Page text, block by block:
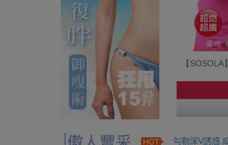
【
勾勒深V誘惑